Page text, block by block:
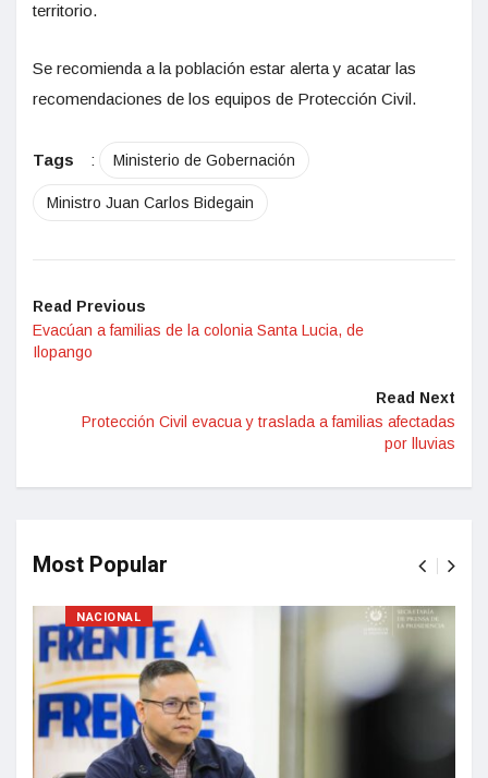
territorio.
Se recomienda a la población estar alerta y acatar las
recomendaciones de los equipos de Protección Civil.
Tags : Ministerio de Gobernación
Ministro Juan Carlos Bidegain
Read Previous
Evacúan a familias de la colonia Santa Lucia, de
Ilopango
Read Next
Protección Civil evacua y traslada a familias afectadas
por lluvias
Most Popular
NACIONAL